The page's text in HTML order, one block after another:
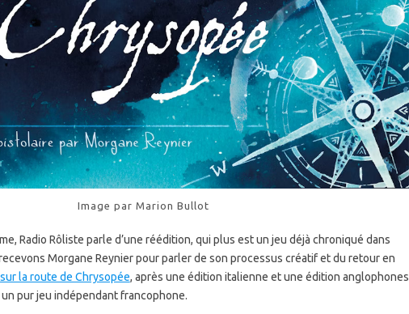
Image par Marion Bullot
Radio Rôliste parle d’une réédition, qui plus est un jeu déjà chroniqué dans
Morgane Reynier pour parler de son processus créatif et du retour en
sur la route de Chrysopée, après une édition italienne et une édition anglophones
pur jeu indépendant francophone.